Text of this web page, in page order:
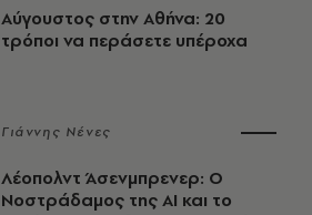
Αύγουστος στην Αθήνα: 20
τρόποι να περάσετε υπέροχα
Γιάννης Νένες
Λέοπολντ Άσενμπρενερ: Ο
Νοστράδαμος της AI και το